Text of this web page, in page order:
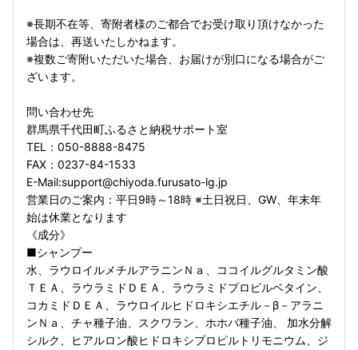
※長期不在等、寄附者様のご都合でお受け取り頂けなかった
場合は、再送いたしかねます。
※複数ご寄附いただいた場合、お届けが別口になる場合がご
ざいます。
問い合わせ先
群馬県千代田町ふるさと納税サポート室
TEL：050-8888-8475
FAX：0237-84-1533
E-Mail:support@chiyoda.furusato-lg.jp
営業日のご案内：平日9時～18時 ※土日祝日、GW、年末年
始は休業となります
《成分》
■シャンプー
水、ラウロイルメチルアラニンＮａ、ココイルグルタミン酸
ＴＥＡ、ラウラミドＤＥＡ、ラウラミドプロピルベタイン、
コカミドＤＥＡ、ラウロイルヒドロキシエチル－β－アラニ
ンＮａ、チャ種子油、スクワラン、ホホバ種子油、 加水分解
シルク、ヒアルロン酸ヒドロキシプロピルトリモニウム、ジ